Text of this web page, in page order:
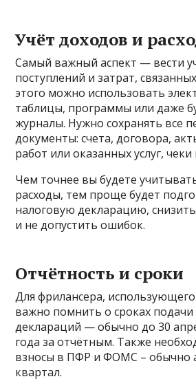
Учёт доходов и
Самый важный аспект — вести
поступлений и затрат,
этого можно использовать
таблицы, программы или даже
журналы. Нужно сохранять все
документы: счета, договора,
работ или оказанных услуг,
Чем точнее вы будете
расходы, тем проще будет
налоговую декларацию,
и не допустить ошибок.
Отчётность и сроки
Для фрилансера,
важно помнить о сроках
деклараций — обычно до 30
года за отчётным. Также
взносы в ПФР и ФОМС – обычно
квартал.